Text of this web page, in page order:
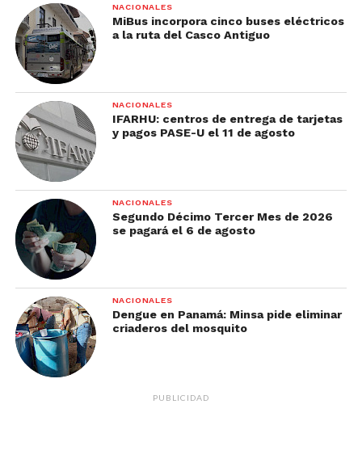
NACIONALES
MiBus incorpora cinco buses eléctricos
a la ruta del Casco Antiguo
NACIONALES
IFARHU: centros de entrega de tarjetas
y pagos PASE-U el 11 de agosto
NACIONALES
Segundo Décimo Tercer Mes de 2026
se pagará el 6 de agosto
NACIONALES
Dengue en Panamá: Minsa pide eliminar
criaderos del mosquito
PUBLICIDAD